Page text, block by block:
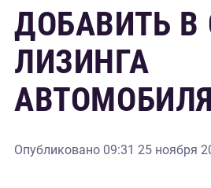
ДОБАВИТЬ
ЛИЗИНГА
АВТОМОБИЛЯ
Опубликовано 09:31 25 ноября